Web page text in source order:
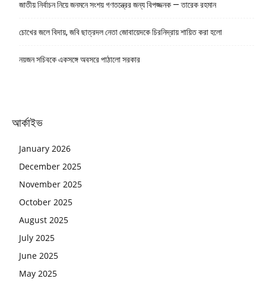
জাতীয় নির্বাচন নিয়ে জনমনে সংশয় গণতন্ত্রের জন্য বিপজ্জনক — তারেক রহমান
চোখের জলে বিদায়, জবি ছাত্রদল নেতা জোবায়েদকে চিরনিদ্রায় শায়িত করা হলো
নয়জন সচিবকে একসঙ্গে অবসরে পাঠালো সরকার
আর্কাইভ
January 2026
December 2025
November 2025
October 2025
August 2025
July 2025
June 2025
May 2025